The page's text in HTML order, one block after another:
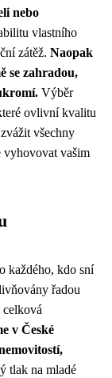
nebo
vlastního
zátěž. Naopak
se zahradou,
Výběr
ovlivní kvalitu
všechny
vyhovovat vašim
každého, kdo sní
řadou
v České
tlak na mladé